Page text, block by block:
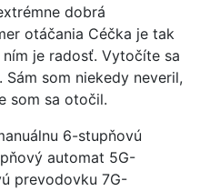
dobrá
otáčania Céčka je tak
je radosť. Vytočíte sa
som niekedy neveril,
som sa otočil.
6-stupňovú
automat 5G-
prevodovku 7G-